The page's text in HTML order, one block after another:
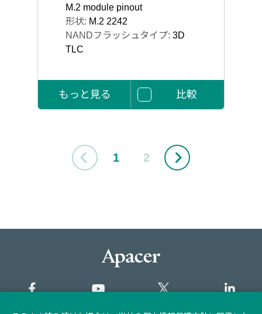
M.2 module pinout
形状: M.2 2242
NANDフラッシュタイプ: 3D
TLC
もっと見る 比較
1 2